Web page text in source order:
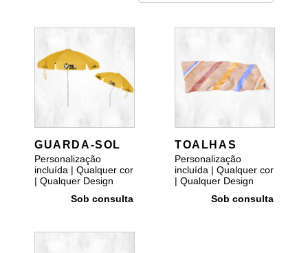
GUARDA-SOL
Personalização
incluída | Qualquer cor
| Qualquer Design
Sob consulta
TOALHAS
Personalização
incluída | Qualquer cor
| Qualquer Design
Sob consulta